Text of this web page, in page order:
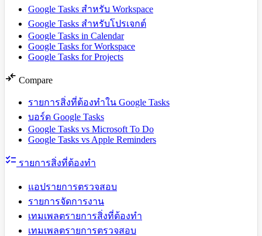
Google Tasks สำหรับ Workspace
Google Tasks สำหรับโปรเจกต์
Google Tasks in Calendar
Google Tasks for Workspace
Google Tasks for Projects
compare_arrows Compare
รายการสิ่งที่ต้องทำใน Google Tasks
บอร์ด Google Tasks
Google Tasks vs Microsoft To Do
Google Tasks vs Apple Reminders
checklist รายการสิ่งที่ต้องทำ
แอปรายการตรวจสอบ
รายการจัดการงาน
เทมเพลตรายการสิ่งที่ต้องทำ
เทมเพลตรายการตรวจสอบ